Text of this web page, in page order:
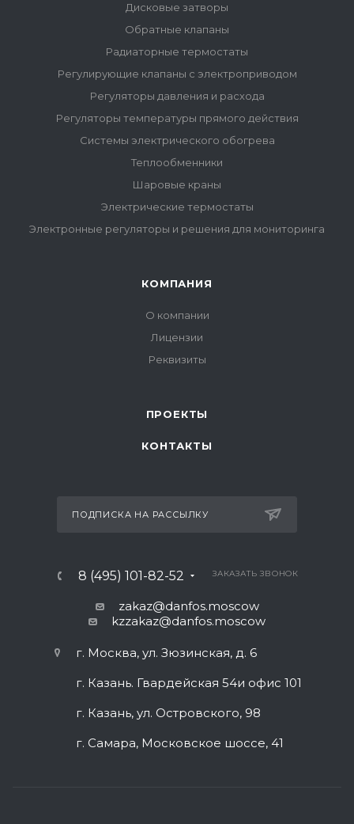
Дисковые затворы
Обратные клапаны
Радиаторные термостаты
Регулирующие клапаны с электроприводом
Регуляторы давления и расхода
Регуляторы температуры прямого действия
Системы электрического обогрева
Теплообменники
Шаровые краны
Электрические термостаты
Электронные регуляторы и решения для мониторинга
КОМПАНИЯ
О компании
Лицензии
Реквизиты
ПРОЕКТЫ
КОНТАКТЫ
ПОДПИСКА НА РАССЫЛКУ
8 (495) 101-82-52 ЗАКАЗАТЬ ЗВОНОК
zakaz@danfos.moscow
kzzakaz@danfos.moscow
г. Москва, ул. Зюзинская, д. 6
г. Казань. Гвардейская 54и офис 101
г. Казань, ул. Островского, 98
г. Самара, Московское шоссе, 41